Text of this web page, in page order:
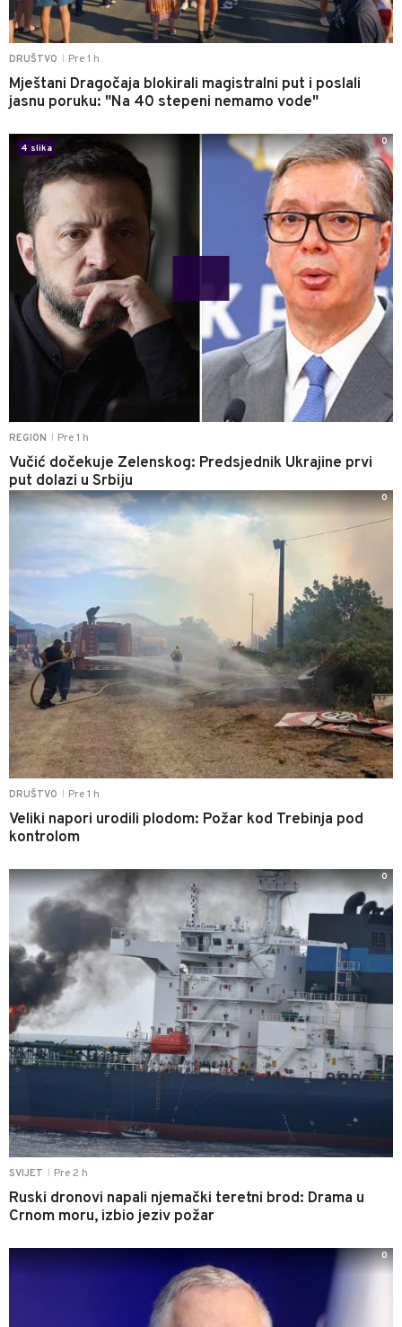
DRUŠTVO Pre 1 h
Mještani Dragočaja blokirali magistralni put i poslali
jasnu poruku: "Na 40 stepeni nemamo vode"
REGION Pre 1 h
Vučić dočekuje Zelenskog: Predsjednik Ukrajine prvi
put dolazi u Srbiju
4 slika
0
DRUŠTVO Pre 1 h
Veliki napori urodili plodom: Požar kod Trebinja pod
kontrolom
0
SVIJET Pre 2 h
Ruski dronovi napali njemački teretni brod: Drama u
Crnom moru, izbio jeziv požar
0
0